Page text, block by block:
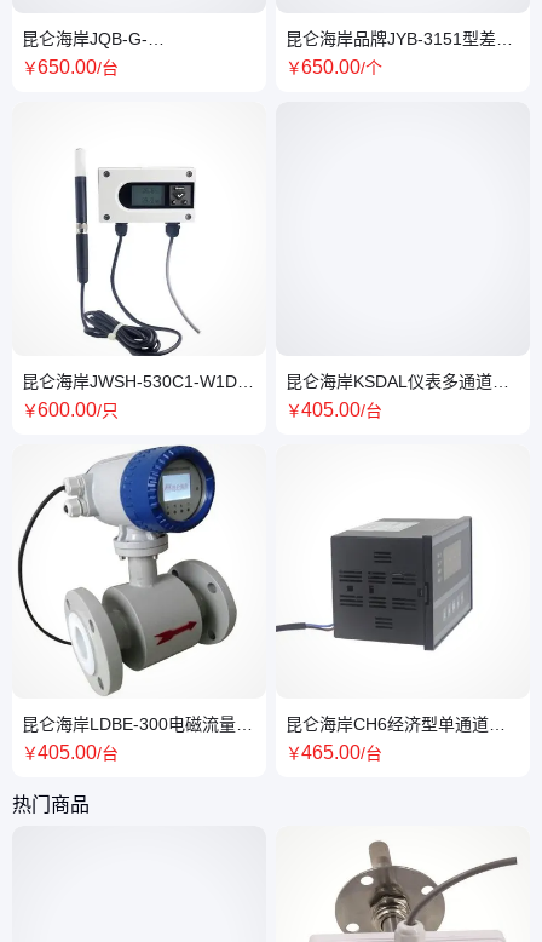
昆仑海岸JQB-G-
H2S\EX\O2\CO\T&H管廊固定
￥650.00/台
昆仑海岸JWSH-530C1-W1D高
精度温湿度变送器 厂家
￥600.00/只
昆仑海岸LDBE-300电磁流量计
DN300口径 橡胶衬里
￥405.00/台
昆仑海岸品牌JYB-3151型差压
变送器规格齐全
￥650.00/个
昆仑海岸KSDAL仪表多通道数
字式适用于系统集成
￥405.00/台
昆仑海岸CH6经济型单通道仪
表超能输入厂家快速测量
￥465.00/台
热门商品